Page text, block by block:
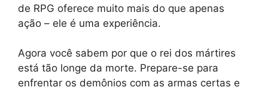
de RPG oferece muito mais do que apenas
ação – ele é uma experiência.
Agora você sabem por que o rei dos mártires
está tão longe da morte. Prepare-se para
enfrentar os demônios com as armas certas e